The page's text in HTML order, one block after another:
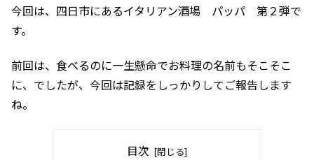
今回は、四日市にあるイタリアン酒場 パッパ 第２弾で
す。
前回は、食べるのに一生懸命でお料理の名前もそこそこ
に、でしたが、今回は記録をしっかりしてご報告します
ね。
目次